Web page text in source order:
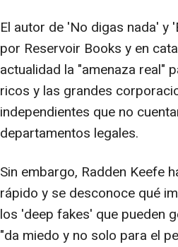
El autor de 'No digas nada' y
por Reservoir Books y en
actualidad la "amenaza real"
ricos y las grandes
independientes que no
departamentos legales.
Sin embargo, Radden Keefe
rápido y se desconoce qué
los 'deep fakes' que pueden
"da miedo y no solo para el